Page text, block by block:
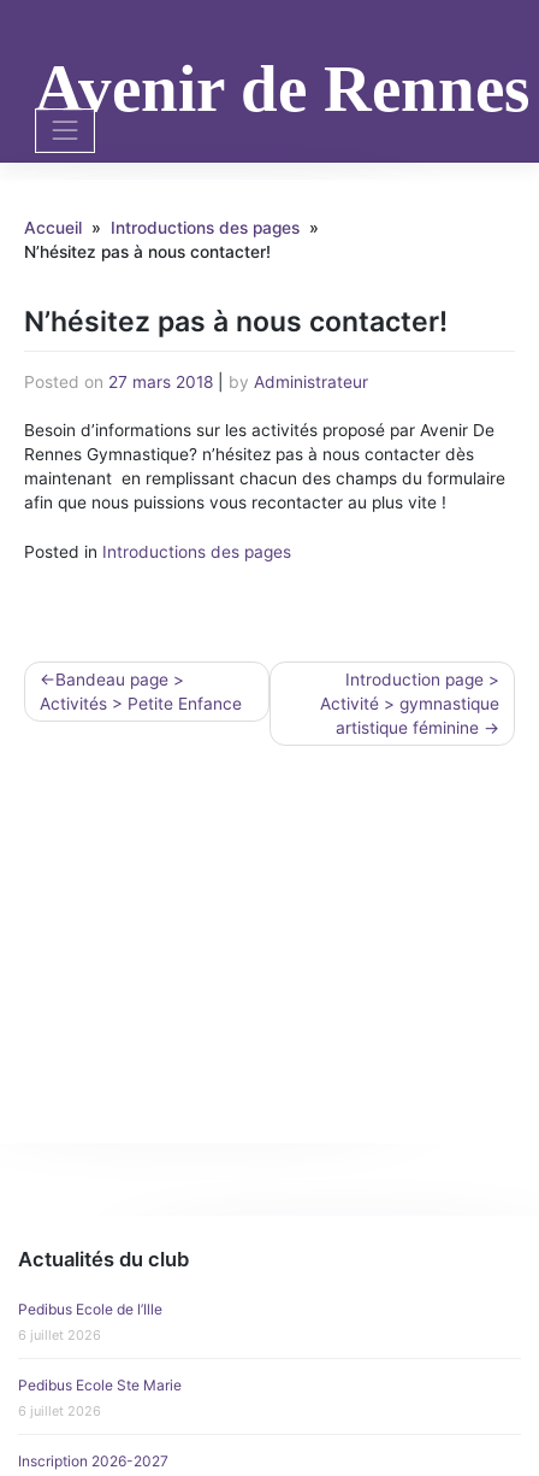
Avenir de
Accueil » Introductions des pages »
N’hésitez pas à nous contacter!
N’hésitez pas à nous contacter!
Posted on 27 mars 2018 by Administrateur
Besoin d’informations sur les activités proposé par Avenir De
Rennes Gymnastique? n’hésitez pas à nous contacter dès
maintenant en remplissant chacun des champs du formulaire
afin que nous puissions vous recontacter au plus vite !
Posted in Introductions des pages
Navigation
de
Bandeau page >
Activités > Petite Enfance
Introduction page >
Activité > gymnastique
artistique féminine
Actualités du club
Pedibus Ecole de l’Ille
6 juillet 2026
Pedibus Ecole Ste Marie
6 juillet 2026
Inscription 2026-2027